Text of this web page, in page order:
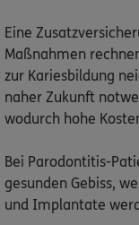
Eine
Maßnahmen
zur Kariesbildung
naher Zukunft
wodurch hohe
Bei Parodontitis-
gesunden Gebiss,
und Implantate